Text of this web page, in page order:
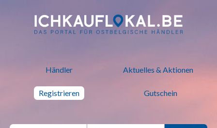
ich kauf lokal - Bei lokalen
Händler Aktuelles & Aktionen
Registrieren Gutschein